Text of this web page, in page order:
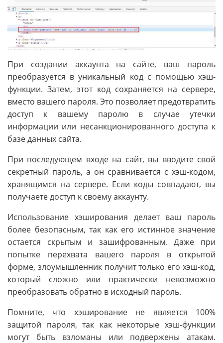
При создании аккаунта на сайте, ваш пароль
преобразуется в уникальный код с помощью хэш-
функции. Затем, этот код сохраняется на сервере,
вместо вашего пароля. Это позволяет предотвратить
доступ к вашему паролю в случае утечки
информации или несанкционированного доступа к
базе данных сайта.
При последующем входе на сайт, вы вводите свой
секретный пароль, а он сравнивается с хэш-кодом,
хранящимся на сервере. Если коды совпадают, вы
получаете доступ к своему аккаунту.
Использование хэширования делает ваш пароль
более безопасным, так как его истинное значение
остается скрытым и зашифрованным. Даже при
попытке перехвата вашего пароля в открытой
форме, злоумышленник получит только его хэш-код,
который сложно или практически невозможно
преобразовать обратно в исходный пароль.
Помните, что хэширование не является 100%
защитой пароля, так как некоторые хэш-функции
могут быть взломаны или подвержены атакам.